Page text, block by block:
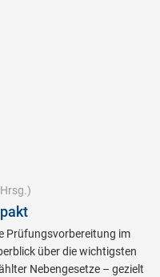
Prüfungsvorbereitung im
über die wichtigsten
Nebengesetze – gezielt